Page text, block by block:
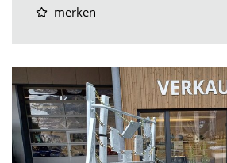
merken